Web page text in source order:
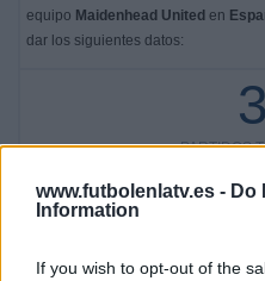
www.futbolenlatv.es - Do
Information
If you wish to opt-out of the
equipo Maidenhead United en
dar los siguientes datos:
PARTIDOS
0 partidos en abierto
0%